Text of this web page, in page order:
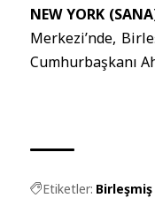
NEW YORK
Merkezi’nde,
Cumhurbaşkanı
Etiketler: